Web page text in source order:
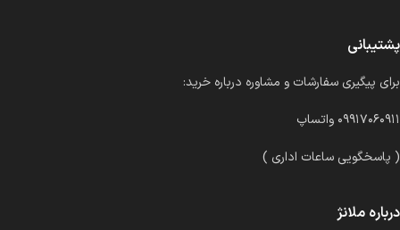
پشتیبانی
برای پیگیری سفارشات و مشاوره درباره خرید:
۰۹۹۱۷۰۶۰۹۱۱ واتساپ
( پاسخگویی ساعات اداری )
درباره ملانژ